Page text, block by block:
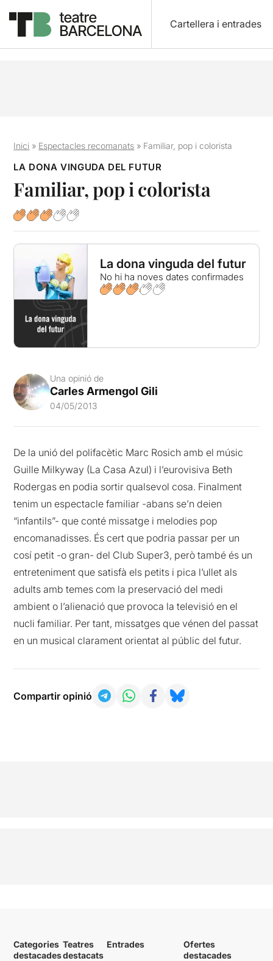
Cartellera i entrades
Inici » Espectacles recomanats » Familiar, pop i colorista
LA DONA VINGUDA DEL FUTUR
Familiar, pop i colorista
La dona vinguda del futur
No hi ha noves dates confirmades
Una opinió de
Carles Armengol Gili
04/05/2013
De la unió del polifacètic Marc Rosich amb el músic
Guille Milkyway (La Casa Azul) i l’eurovisiva Beth
Rodergas en podia sortir qualsevol cosa. Finalment
tenim un espectacle familiar -abans se’n deien
“infantils”- que conté missatge i melodies pop
encomanadisses. És cert que podria passar per un
cosí petit -o gran- del Club Super3, però també és un
entreteniment que satisfà els petits i pica l’ullet als
adults amb temes com la preservació del medi
ambient o l’alienació que provoca la televisió en el
nucli familiar. Per tant, missatges que vénen del passat
en un musical clarament orientat al públic del futur.
Compartir opinió
Categories
destacades
Teatres
destacats
Entrades
Ofertes
destacades